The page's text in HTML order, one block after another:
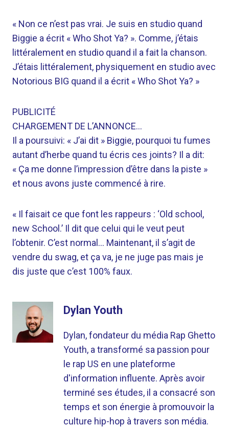
« Non ce n’est pas vrai. Je suis en studio quand
Biggie a écrit « Who Shot Ya? ». Comme, j’étais
littéralement en studio quand il a fait la chanson.
J’étais littéralement, physiquement en studio avec
Notorious BIG quand il a écrit « Who Shot Ya? »
PUBLICITÉ
CHARGEMENT DE L’ANNONCE…
Il a poursuivi: « J’ai dit » Biggie, pourquoi tu fumes
autant d’herbe quand tu écris ces joints? Il a dit:
« Ça me donne l’impression d’être dans la piste »
et nous avons juste commencé à rire.
« Il faisait ce que font les rappeurs : ‘Old school,
new School.’ Il dit que celui qui le veut peut
l’obtenir. C’est normal… Maintenant, il s’agit de
vendre du swag, et ça va, je ne juge pas mais je
dis juste que c’est 100% faux.
Dylan Youth
Dylan, fondateur du média Rap Ghetto
Youth, a transformé sa passion pour
le rap US en une plateforme
d'information influente. Après avoir
terminé ses études, il a consacré son
temps et son énergie à promouvoir la
culture hip-hop à travers son média.